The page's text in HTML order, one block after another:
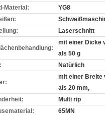
Material:
YG8
Laserschnitt
mit einer Dicke
als 50 g
Natürlich
mit einer Breite
als 20 mm,
Multi rip
65MN